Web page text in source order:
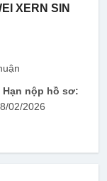
XERN SIN
Hạn nộp hồ sơ:
02/2026